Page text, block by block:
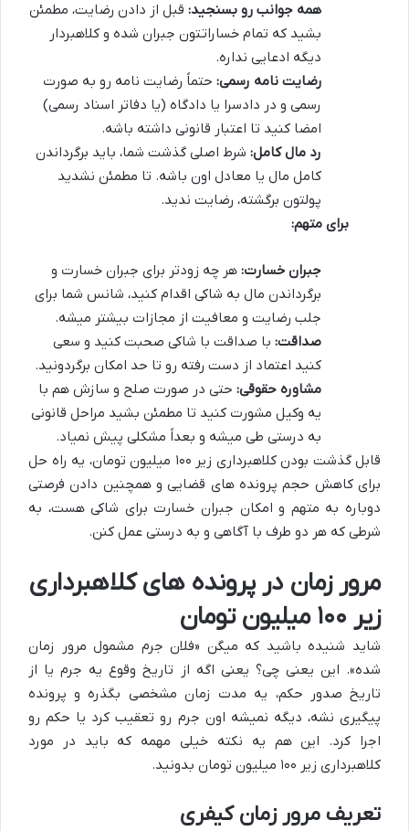
همه جوانب رو بسنجید: قبل از دادن رضایت، مطمئن
بشید که تمام خساراتتون جبران شده و کلاهبردار
دیگه ادعایی نداره.
رضایت نامه رسمی: حتماً رضایت نامه رو به صورت
رسمی و در دادسرا یا دادگاه (یا دفاتر اسناد رسمی)
امضا کنید تا اعتبار قانونی داشته باشه.
رد مال کامل: شرط اصلی گذشت شما، باید برگرداندن
کامل مال یا معادل اون باشه. تا مطمئن نشدید
پولتون برگشته، رضایت ندید.
برای متهم:
جبران خسارت: هر چه زودتر برای جبران خسارت و
برگرداندن مال به شاکی اقدام کنید، شانس شما برای
جلب رضایت و معافیت از مجازات بیشتر میشه.
صداقت: با صداقت با شاکی صحبت کنید و سعی
کنید اعتماد از دست رفته رو تا حد امکان برگردونید.
مشاوره حقوقی: حتی در صورت صلح و سازش هم با
یه وکیل مشورت کنید تا مطمئن بشید مراحل قانونی
به درستی طی میشه و بعداً مشکلی پیش نمیاد.
قابل گذشت بودن کلاهبرداری زیر ۱۰۰ میلیون تومان، یه راه حل
برای کاهش حجم پرونده های قضایی و همچنین دادن فرصتی
دوباره به متهم و امکان جبران خسارت برای شاکی هست، به
شرطی که هر دو طرف با آگاهی و به درستی عمل کنن.
مرور زمان در پرونده های کلاهبرداری
زیر ۱۰۰ میلیون تومان
شاید شنیده باشید که میگن «فلان جرم مشمول مرور زمان
شده». این یعنی چی؟ یعنی اگه از تاریخ وقوع یه جرم یا از
تاریخ صدور حکم، یه مدت زمان مشخصی بگذره و پرونده
پیگیری نشه، دیگه نمیشه اون جرم رو تعقیب کرد یا حکم رو
اجرا کرد. این هم یه نکته خیلی مهمه که باید در مورد
کلاهبرداری زیر ۱۰۰ میلیون تومان بدونید.
تعریف مرور زمان کیفری